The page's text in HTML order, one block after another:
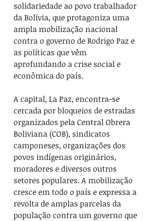
solidariedade ao povo trabalhador
da Bolívia, que protagoniza uma
ampla mobilização nacional
contra o governo de Rodrigo Paz e
as políticas que vêm
aprofundando a crise social e
econômica do país.
A capital, La Paz, encontra-se
cercada por bloqueios de estradas
organizados pela Central Obrera
Boliviana (COB), sindicatos
camponeses, organizações dos
povos indígenas originários,
moradores e diversos outros
setores populares. A mobilização
cresce em todo o país e expressa a
revolta de amplas parcelas da
população contra um governo que